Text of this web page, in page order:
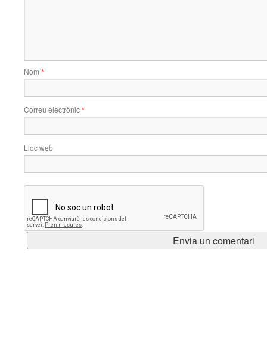
Nom *
Correu electrònic*
Lloc web